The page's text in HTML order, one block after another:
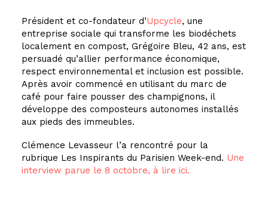
Président et co-fondateur d’Upcycle, une
entreprise sociale qui transforme les biodéchets
localement en compost, Grégoire Bleu, 42 ans, est
persuadé qu’allier performance économique,
respect environnemental et inclusion est possible.
Après avoir commencé en utilisant du marc de
café pour faire pousser des champignons, il
développe des composteurs autonomes installés
aux pieds des immeubles.
Clémence Levasseur l’a rencontré pour la
rubrique Les Inspirants du Parisien Week-end. Une
interview parue le 8 octobre, à lire ici.